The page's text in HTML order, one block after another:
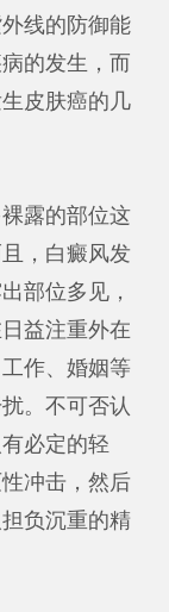
线的防御能
的发生，而
皮肤癌的几
露的部位这
，白癜风发
部位多见，
益注重外在
作、婚姻等
。不可否认
必定的轻
冲击，然后
负沉重的精